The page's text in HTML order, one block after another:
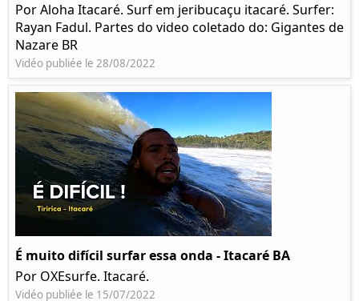
Por Aloha Itacaré. Surf em jeribucaçu itacaré. Surfer:
Rayan Fadul. Partes do video coletado do: Gigantes de
Nazare BR
Vidéo publiée le 28/08/2022
É muito difícil surfar essa onda - Itacaré BA
Por OXEsurfe. Itacaré.
Vidéo publiée le 15/07/2022